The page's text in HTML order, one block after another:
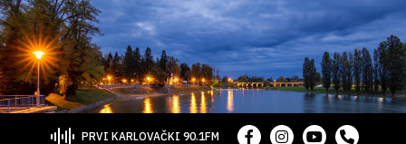
PRVI KARLOVAČKI 90.1FM